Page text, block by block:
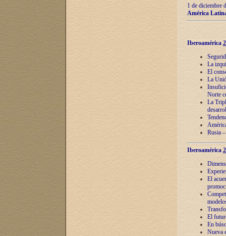
1 de diciembre
América
Iberoamérica
La
El
La
Norte
La
Rusia
Iberoamérica
El
El
En
Nueva